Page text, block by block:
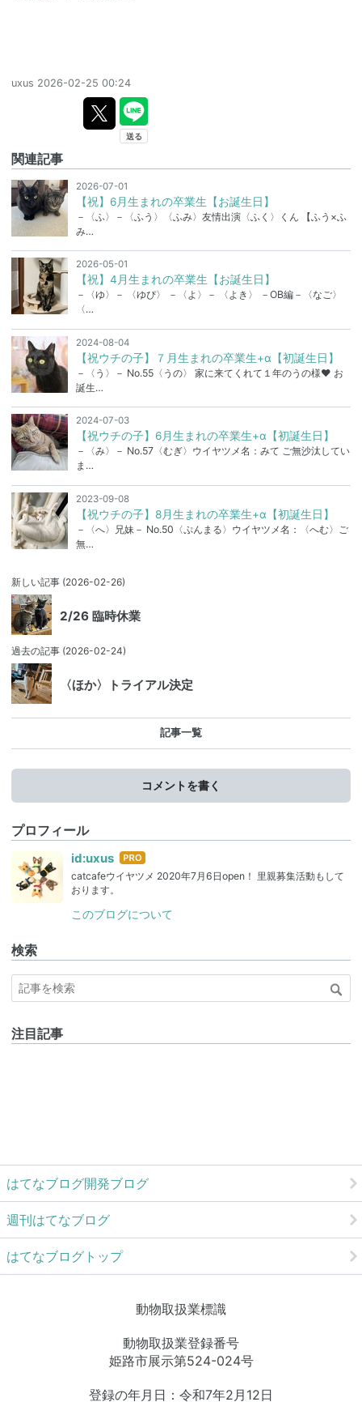
uxus 2026-02-25 00:24
関連記事
2026-07-01
【祝】6月生まれの卒業生【お誕生日】
－〈ふ〉－〈ふう〉〈ふみ〉友情出演〈ふく〉くん 【ふう×ふ
み…
2026-05-01
【祝】4月生まれの卒業生【お誕生日】
－〈ゆ〉－ 〈ゆぴ〉 －〈よ〉－ 〈よき〉 －OB編－〈なご〉
〈…
2024-08-04
【祝ウチの子】７月生まれの卒業生+α【初誕生日】
－〈う〉－ No.55〈うの〉 家に来てくれて１年のうの様❤ お
誕生…
2024-07-03
【祝ウチの子】6月生まれの卒業生+α【初誕生日】
－〈み〉－ No.57〈むぎ〉ウイヤツメ名：みて ご無沙汰してい
ま…
2023-09-08
【祝ウチの子】8月生まれの卒業生+α【初誕生日】
－〈へ〉兄妹－ No.50〈ぷんまる〉ウイヤツメ名：〈へむ〉ご
無…
新しい記事 (2026-02-26)
2/26 臨時休業
過去の記事 (2026-02-24)
〈ほか〉トライアル決定
記事一覧
コメントを書く
プロフィール
id:uxus はて
なブ
catcafeウイヤツメ 2020年7月6日open！ 里親募集活動もして
おります。
このブログについて
検索
注目記事
はてなブログ開発ブログ
週刊はてなブログ
はてなブログトップ
動物取扱業標識
動物取扱業登録番号
姫路市展示第524-024号
登録の年月日：令和7年2月12日